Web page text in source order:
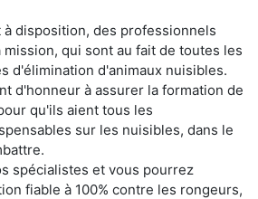
disposition, des professionnels
qui sont au fait de toutes les
d'élimination d'animaux nuisibles.
d'honneur à assurer la formation de
qu'ils aient tous les
sur les nuisibles, dans le
spécialistes et vous pourrez
fiable à 100% contre les rongeurs,